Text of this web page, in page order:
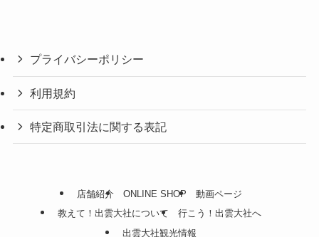
プライバシーポリシー
利用規約
特定商取引法に関する表記
店舗紹介 ONLINE SHOP
動画ページ
教えて！出雲大社について
行こう！出雲大社へ
出雲大社観光情報